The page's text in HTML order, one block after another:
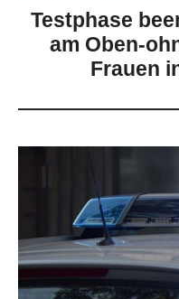
Testphase
am Oben-
Frauen